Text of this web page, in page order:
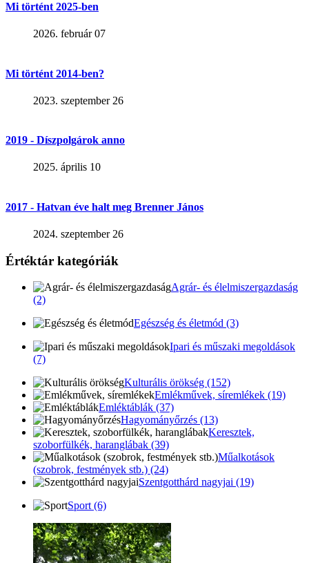
Mi történt 2025-ben
2026. február 07
Mi történt 2014-ben?
2023. szeptember 26
2019 - Díszpolgárok anno
2025. április 10
2017 - Hatvan éve halt meg Brenner János
2024. szeptember 26
Értéktár kategóriák
Agrár- és élelmiszergazdaság
(2)
Egészség és életmód (3)
Ipari és műszaki megoldások
(7)
Kulturális örökség (152)
Emlékművek, síremlékek (19)
Emléktáblák (37)
Hagyományőrzés (13)
Keresztek,
szoborfülkék, haranglábak (39)
Műalkotások
(szobrok, festmények stb.) (24)
Szentgotthárd nagyjai (19)
Sport (6)